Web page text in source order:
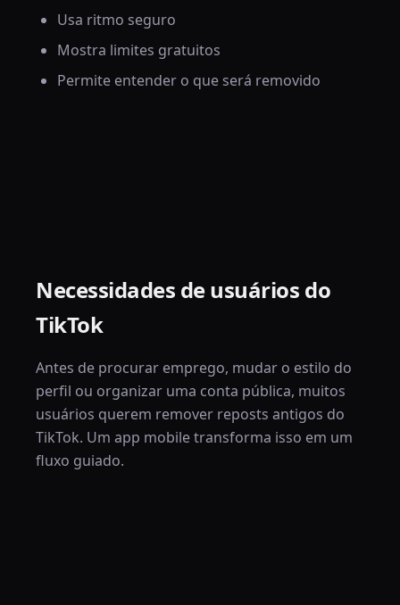
Usa ritmo seguro
Mostra limites gratuitos
Permite entender o que será removido
Necessidades de usuários do
TikTok
Antes de procurar emprego, mudar o estilo do
perfil ou organizar uma conta pública, muitos
usuários querem remover reposts antigos do
TikTok. Um app mobile transforma isso em um
fluxo guiado.